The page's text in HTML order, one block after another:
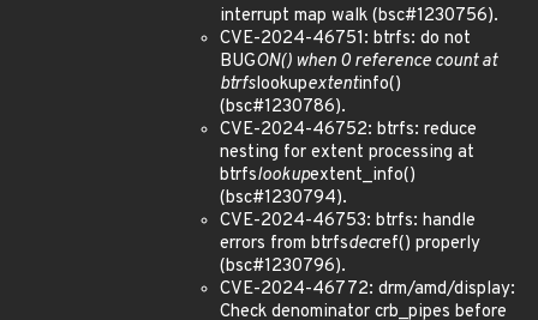
interrupt map walk (bsc#1230756).
CVE-2024-46751: btrfs: do not
BUGON() when 0 reference count at
btrfslookupextentinfo()
(bsc#1230786).
CVE-2024-46752: btrfs: reduce
nesting for extent processing at
btrfslookupextent_info()
(bsc#1230794).
CVE-2024-46753: btrfs: handle
errors from btrfsdecref() properly
(bsc#1230796).
CVE-2024-46772: drm/amd/display:
Check denominator crb_pipes before